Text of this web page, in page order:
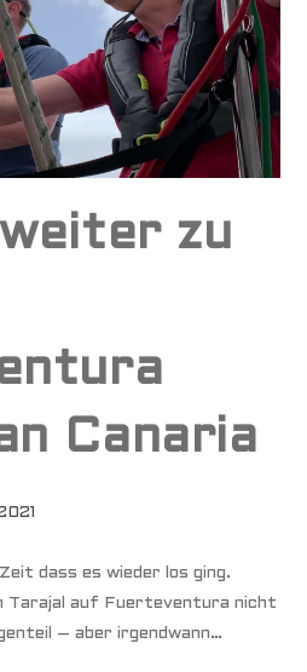
zu
Canaria
dass es wieder los ging.
Tarajal auf Fuerteventura nicht
– aber irgendwann…